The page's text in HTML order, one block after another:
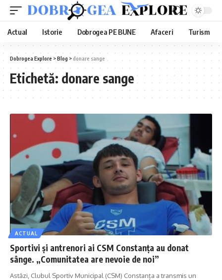
Actual Istorie Dobrogea PE BUNE Afaceri Turism
Dobrogea Explore >Blog >donare sange
Etichetă: donare sange
ACTUAL
Sportivi și antrenori ai CSM Constanța au donat
sânge. „Comunitatea are nevoie de noi”
Astăzi, Clubul Sportiv Municipal (CSM) Constanța a transmis un